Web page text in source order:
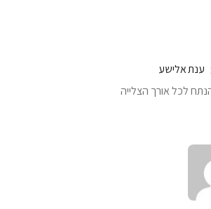
ענת אלישע
לכל אורך הצלייה